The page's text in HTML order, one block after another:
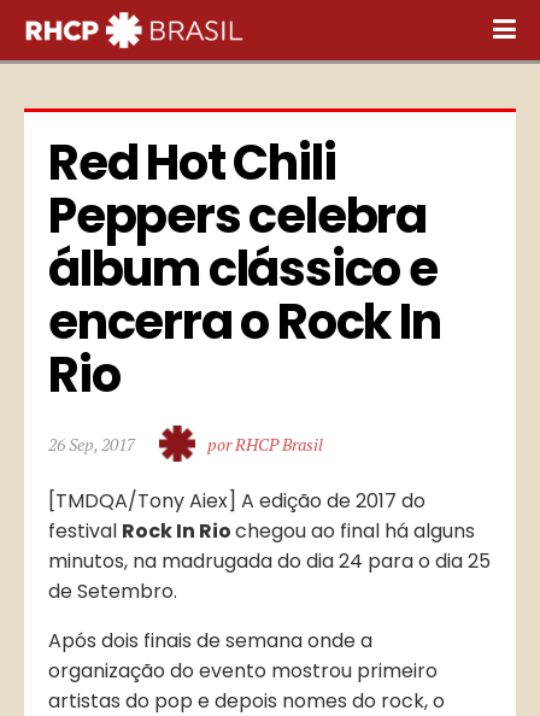
Red Hot Chili
Peppers celebra
álbum clássico e
encerra o Rock In
Rio
26 Sep, 2017 por RHCP Brasil
[TMDQA/Tony Aiex] A edição de 2017 do
festival Rock In Riochegou ao final há alguns
minutos, na madrugada do dia 24 para o dia 25
de Setembro.
Após dois finais de semana onde a
organização do evento mostrou primeiro
artistas do pop e depois nomes do rock, o